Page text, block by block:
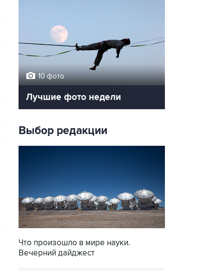
10 фото
Лучшие фото недели
Выбор редакции
Что произошло в мире науки.
Вечерний дайджест